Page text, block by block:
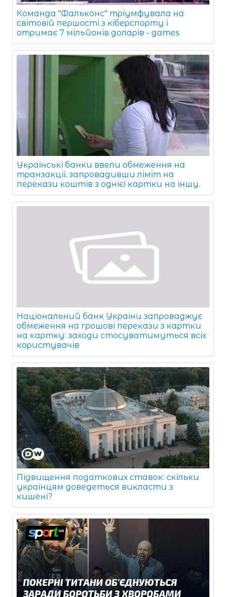
Команда "Фальконс" тріумфувала на
світовій першості з кіберспорту і
отримає 7 мільйонів доларів - games
Українські банки ввели обмеження на
транзакції, запровадивши ліміт на
перекази коштів з однієї картки на іншу.
Національний банк України запроваджує
обмеження на грошові перекази з картки
на картку: заходи стосуватимуться всіх
користувачів
Підвищення податкових ставок: скільки
українцям доведеться викласти з
кишені?